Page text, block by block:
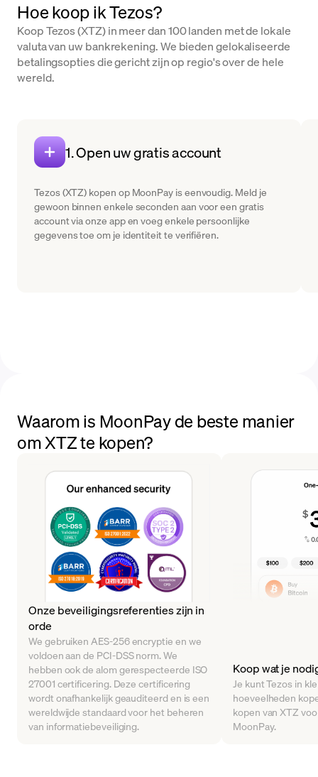
Hoe koop ik Tezos?
Koop Tezos (XTZ) in meer dan 100 landen met de lokale
valuta van uw bankrekening. We bieden gelokaliseerde
betalingsopties die gericht zijn op regio's over de hele
wereld.
1. Open uw gratis account
Tezos (XTZ) kopen op MoonPay is eenvoudig. Meld je
gewoon binnen enkele seconden aan voor een gratis
account via onze app en voeg enkele persoonlijke
gegevens toe om je identiteit te verifiëren.
Waarom is MoonPay de beste manier
om XTZ te kopen?
Onze beveiligingsreferenties zijn in
orde
We gebruiken AES-256 encryptie en we
voldoen aan de PCI-DSS norm. We
hebben ook de alom gerespecteerde ISO
27001 certificering. Deze certificering
wordt onafhankelijk geauditeerd en is een
wereldwijde standaard voor het beheren
van informatiebeveiliging.
Koop wat je
Je kunt Tezos in
hoeveelheden
kopen van XTZ
MoonPay.